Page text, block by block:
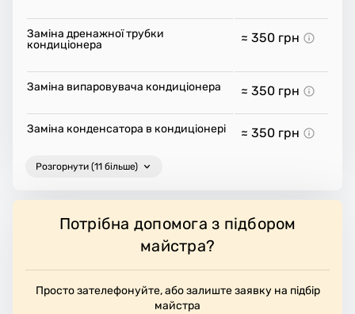
Заміна дренажної трубки
кондиціонера
≈ 350 грн
Заміна випаровувача кондиціонера ≈ 350 грн
Заміна конденсатора в кондиціонері ≈ 350 грн
Розгорнути (11 більше)
Потрібна допомога з підбором
майстра?
Просто зателефонуйте, або залиште заявку на підбір
майстра